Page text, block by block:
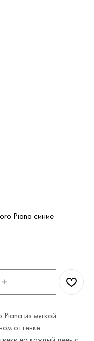
Piana синие
из мягкой
оттенке.